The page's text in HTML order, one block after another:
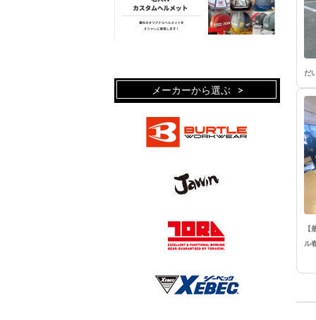
だ
【
ル
メーカーから選ぶ